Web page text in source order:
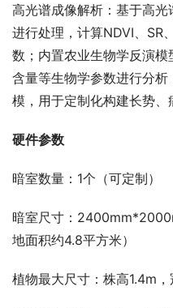
高光谱成像解析：基于高
进行处理，计算NDVI、SR
数；内置农业生物学反演
含量等生物学参数进行分
模，用于定制化构建长势、
硬件参数
暗室数量：1个（可定制）
暗室尺寸：
地面积约4.8平方米）
植物最大尺寸：株高1.4m，